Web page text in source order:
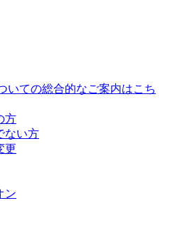
いての総合的なご案内はこち
方
ない方
更
ン